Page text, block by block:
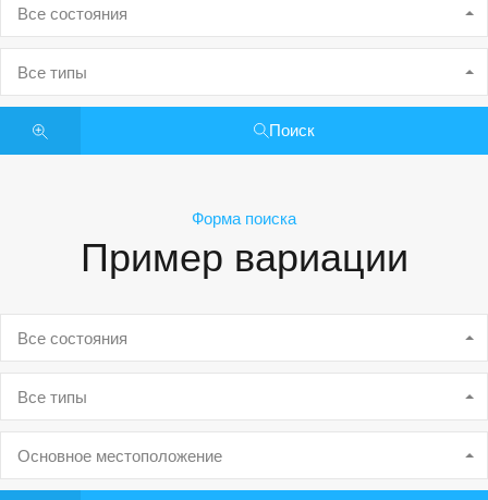
Все состояния
Все типы
Поиск
Форма поиска
Пример вариации
Все состояния
Все типы
Основное местоположение